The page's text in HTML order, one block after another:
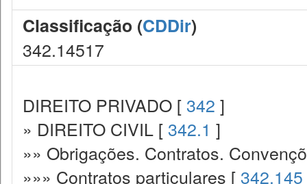
Classificação (CDDir)
342.14517
DIREITO PRIVADO [ 342 ]
» DIREITO CIVIL [ 342.1 ]
»» Obrigações. Contratos.
»»» Contratos particulares [ 342.145